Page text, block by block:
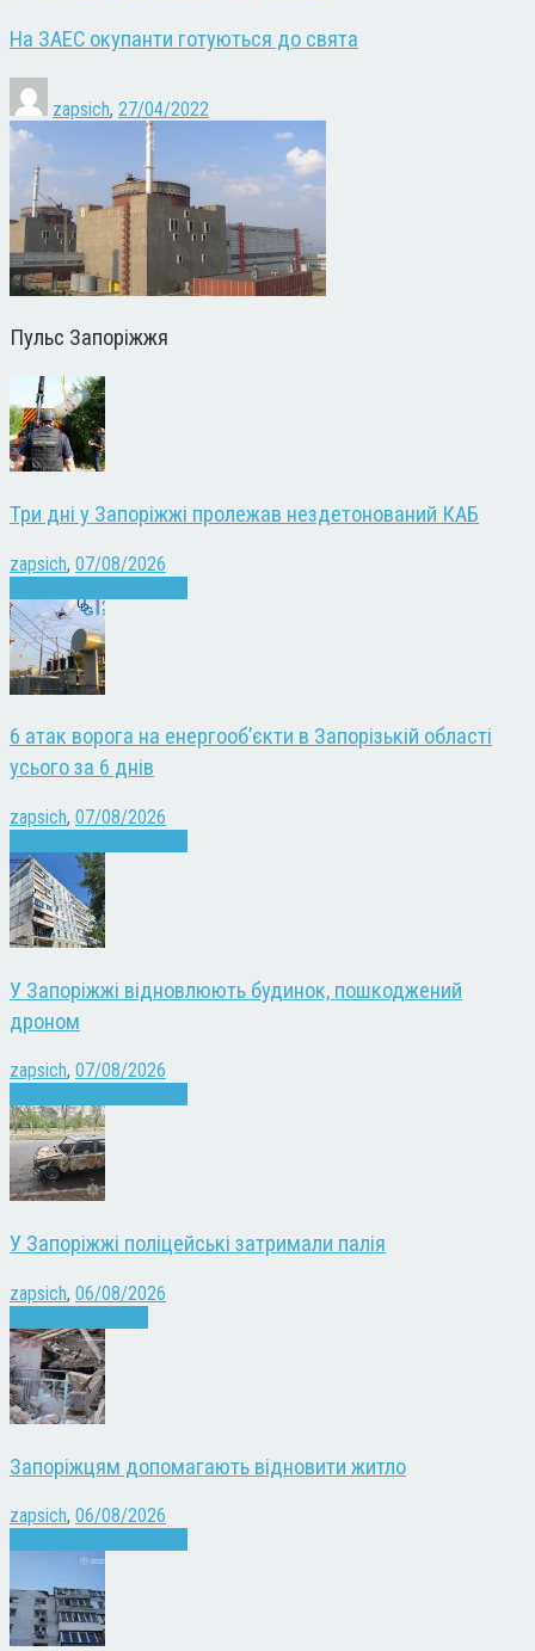
На ЗАЕС окупанти готуються до свята
zapsich, 27/04/2022
Пульс Запоріжжя
Три дні у Запоріжжі пролежав нездетонований КАБ
zapsich, 07/08/2026
6 атак ворога на енергооб’єкти в Запорізькій області
усього за 6 днів
zapsich, 07/08/2026
У Запоріжжі відновлюють будинок, пошкоджений
дроном
zapsich, 07/08/2026
У Запоріжжі поліцейські затримали палія
zapsich, 06/08/2026
Запоріжцям допомагають відновити житло
zapsich, 06/08/2026